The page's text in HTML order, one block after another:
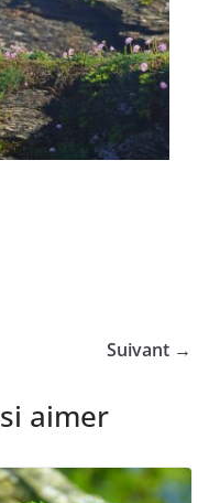
Suivant →
aimer